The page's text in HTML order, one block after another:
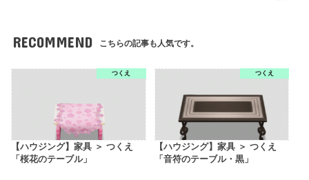
RECOMMEND こちらの記事も人気です。
つくえ
【ハウジング】家具 ＞ つくえ
「桜花のテーブル」
つくえ
【ハウジング】家具 ＞ つくえ
「音符のテーブル・黒」